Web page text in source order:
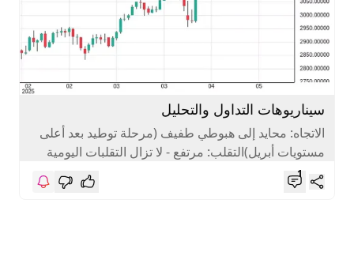
سيناريوهات التداول والتحليل
الاتجاه: محايد إلى هبوطي طفيف (مرحلة توطيد بعد أعلى
مستويات أبريل)التقلب: مرتفع - لا تزال التقلبات اليومية
مرتفعةمستويات الدعم الرئيسية:٣,٣٥٠...
1
Skip to next slide page